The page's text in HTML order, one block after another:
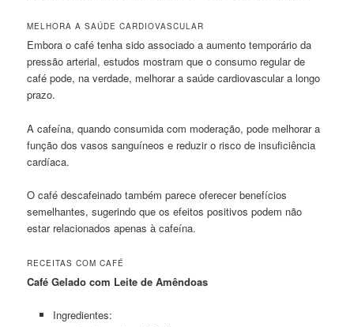
MELHORA A SAÚDE CARDIOVASCULAR
Embora o café tenha sido associado a aumento temporário da
pressão arterial, estudos mostram que o consumo regular de
café pode, na verdade, melhorar a saúde cardiovascular a longo
prazo.
A cafeína, quando consumida com moderação, pode melhorar a
função dos vasos sanguíneos e reduzir o risco de insuficiência
cardíaca.
O café descafeinado também parece oferecer benefícios
semelhantes, sugerindo que os efeitos positivos podem não
estar relacionados apenas à cafeína.
RECEITAS COM CAFÉ
Café Gelado com Leite de Amêndoas
Ingredientes: